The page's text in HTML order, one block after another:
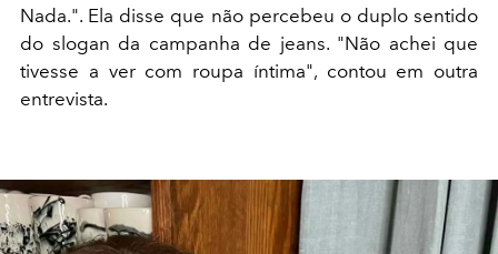
Nada.". Ela disse que não percebeu o duplo sentido
do slogan da campanha de jeans. "Não achei que
tivesse a ver com roupa íntima", contou em outra
entrevista.